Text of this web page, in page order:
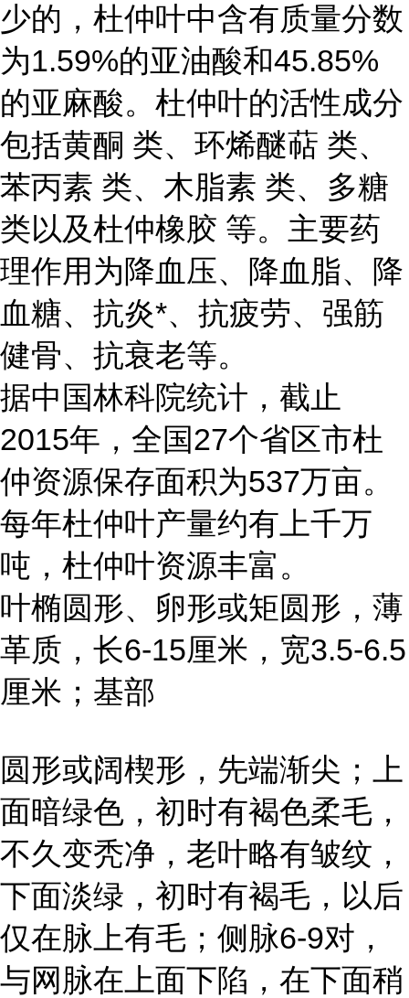
少的，杜仲叶中含有质量分数
为1.59%的亚油酸和45.85%
的亚麻酸。杜仲叶的活性成分
包括黄酮 类、环烯醚萜 类、
苯丙素 类、木脂素 类、多糖
类以及杜仲橡胶 等。主要药
理作用为降血压、降血脂、降
血糖、抗炎*、抗疲劳、强筋
健骨、抗衰老等。
据中国林科院统计，截止
2015年，全国27个省区市杜
仲资源保存面积为537万亩。
每年杜仲叶产量约有上千万
吨，杜仲叶资源丰富。
叶椭圆形、卵形或矩圆形，薄
革质，长6-15厘米，宽3.5-6.5
厘米；基部
圆形或阔楔形，先端渐尖；上
面暗绿色，初时有褐色柔毛，
不久变秃净，老叶略有皱纹，
下面淡绿，初时有褐毛，以后
仅在脉上有毛；侧脉6-9对，
与网脉在上面下陷，在下面稍